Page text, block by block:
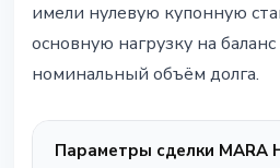
имели нулевую купонную
основную нагрузку на
номинальный объём долга.
Параметры сделки MARA